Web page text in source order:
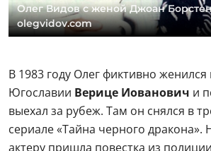
Олег Видов с женой Джоан
olegvidov.com
В 1983 году Олег фиктивно
Югославии Верице Иованович и
выехал за рубеж. Там он снялся в
сериале «Тайна черного
актеру пришла повестка из